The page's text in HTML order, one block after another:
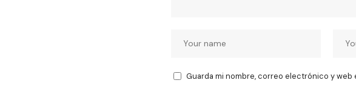
Guarda mi nombre, correo electrónico y